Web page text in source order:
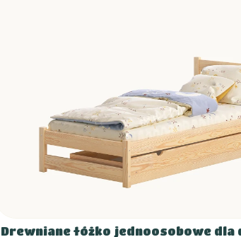
Drewniane łóżko jednoosobowe dla